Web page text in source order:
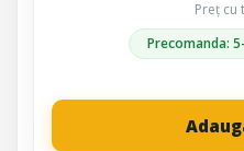
Preț cu
Precomanda: